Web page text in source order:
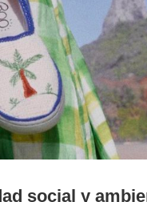
social y